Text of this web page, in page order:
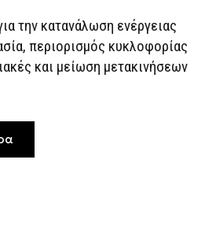
ΙΧ
ΤΗΣ
ΑΎΞΗΣΗΣ
ΣΕ
ΑΈΡΙΟ
την κατανάλωση ενέργειας
περιορισμός κυκλοφορίας
και μείωση μετακινήσεων